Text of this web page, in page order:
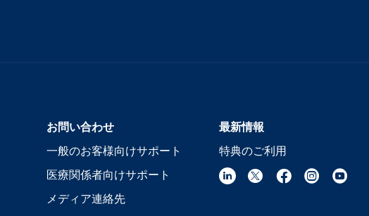
お問い合わせ
一般のお客様向けサポート
医療関係者向けサポート
メディア連絡先
最新情報
特典のご利用